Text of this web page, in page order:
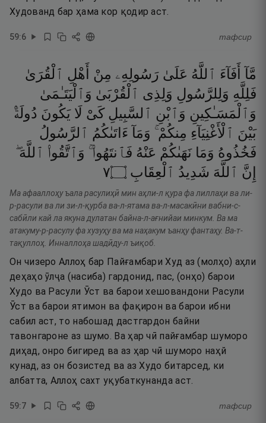
Худованд бар ҳама кор қодир аст.
59:6 тафсир
مَّآ أَفَآءَ ٱللَّهُ عَلَىٰ رَسُولِهِۦ مِنْ أَهْلِ ٱلْقُرَىٰ
فَلِلَّهِ وَلِلرَّسُولِ وَلِذِى ٱلْقُرْبَىٰ وَٱلْيَتَـٰمَىٰ
وَٱلْمَسَـٰكِينِ وَٱبْنِ ٱلسَّبِيلِ كَىْ لَا يَكُونَ دُولَةًۢ
بَيْنَ ٱلْأَغْنِيَآءِ مِنكُمْ ۚ وَمَآ ءَاتَىٰكُمُ ٱلرَّسُولُ
فَخُذُوهُ وَمَا نَهَىٰكُمْ عَنْهُ فَٱنتَهُوا۟ ۚ وَٱتَّقُوا۟ ٱللَّهَ ۖ
إِنَّ ٱللَّهَ شَدِيدُ ٱلْعِقَابِ ۝٧
Ма афааллоҳу ъала расулиҳӣ мин аҳли-л қура фа лиллаҳи ва ли-
р-расули ва ли зи-л-қурба ва-л-ятама ва-л-масакӣни вабни-с-
сабӣли кай ла якуна дулатан байна-л-ағнийаи минкум. Ва ма
атакуму-р-расулу фа хузуҳу ва ма наҳакум ъанҳу фантаҳу. Ва-т-
тақуллоҳ. Инналлоҳа шадӣду-л ъиқоб.
Он чизеро Аллоҳ бар Пайғамбари Худ аз (молҳо) аҳли
деҳаҳо ӯлҷа (насиба) гардонид, пас, (онҳо) барои
Худо ва Расули Ӯст ва барои хешовандони Расули
Ӯст ва барои ятимон ва фақирон ва барои ибни
сабил аст, то набошад дастгардон байни
тавонгароне аз шумо. Ва ҳар чӣ пайғамбар шуморо
диҳад, онро бигиред ва аз ҳар чӣ шуморо наҳй
кунад, аз он бозистед ва аз Худо битарсед, ки
албатта, Аллоҳ сахт уқубаткунанда аст.
59:7 тафсир